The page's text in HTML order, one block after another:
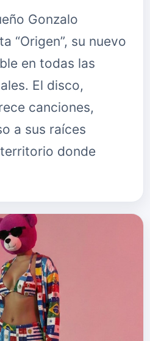
Gonzalo
“Origen”, su nuevo
en todas las
El disco,
canciones,
a sus raíces
donde